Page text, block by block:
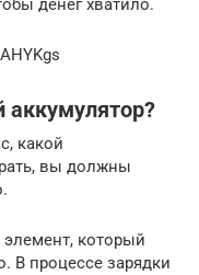
денег хватило.
аккумулятор?
какой
вы должны
элемент, который
В процессе зарядки